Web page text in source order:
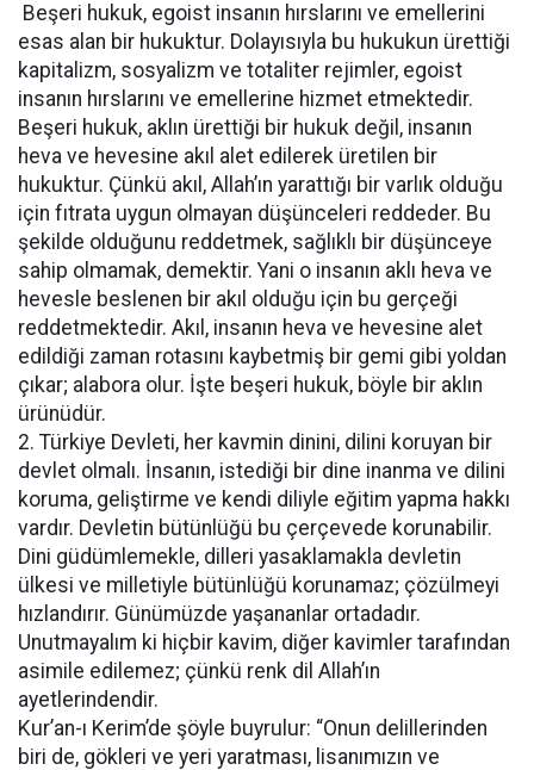
Beşeri hukuk, egoist insanın hırslarını ve emellerini
esas alan bir hukuktur. Dolayısıyla bu hukukun ürettiği
kapitalizm, sosyalizm ve totaliter rejimler, egoist
insanın hırslarını ve emellerine hizmet etmektedir.
Beşeri hukuk, aklın ürettiği bir hukuk değil, insanın
heva ve hevesine akıl alet edilerek üretilen bir
hukuktur. Çünkü akıl, Allah’ın yarattığı bir varlık olduğu
için fıtrata uygun olmayan düşünceleri reddeder. Bu
şekilde olduğunu reddetmek, sağlıklı bir düşünceye
sahip olmamak, demektir. Yani o insanın aklı heva ve
hevesle beslenen bir akıl olduğu için bu gerçeği
reddetmektedir. Akıl, insanın heva ve hevesine alet
edildiği zaman rotasını kaybetmiş bir gemi gibi yoldan
çıkar; alabora olur. İşte beşeri hukuk, böyle bir aklın
ürünüdür.
2. Türkiye Devleti, her kavmin dinini, dilini koruyan bir
devlet olmalı. İnsanın, istediği bir dine inanma ve dilini
koruma, geliştirme ve kendi diliyle eğitim yapma hakkı
vardır. Devletin bütünlüğü bu çerçevede korunabilir.
Dini güdümlemekle, dilleri yasaklamakla devletin
ülkesi ve milletiyle bütünlüğü korunamaz; çözülmeyi
hızlandırır. Günümüzde yaşananlar ortadadır.
Unutmayalım ki hiçbir kavim, diğer kavimler tarafından
asimile edilemez; çünkü renk dil Allah’ın
ayetlerindendir.
Kur’an-ı Kerim’de şöyle buyrulur: “Onun delillerinden
biri de, gökleri ve yeri yaratması, lisanımızın ve